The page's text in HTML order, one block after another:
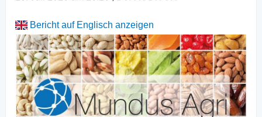
Bericht auf Englisch anzeigen